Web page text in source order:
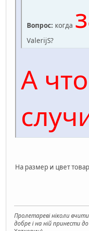
Вопрос: когда
ValerijS?
А что
На размер и цвет
Пролетареві ніколи
добре і на ній принести